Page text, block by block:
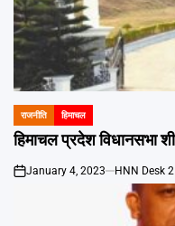
POSTED
IN
राजनीति हिमाचल
on
January 4, 2023 HNN Desk 2